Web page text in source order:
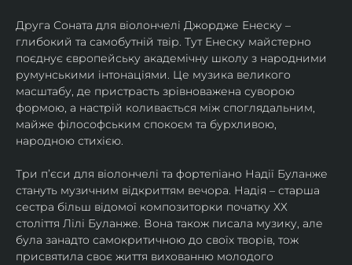
Друга Соната для віолончелі Джордже Енеску –
глибокий та самобутній твір. Тут Енеску майстерно
поєднує європейську академічну школу з народними
румунськими інтонаціями. Це музика великого
масштабу, де пристрасть зрівноважена суворою
формою, а настрій коливається між споглядальним,
майже філософським спокоєм та бурхливою,
народною стихією.
Три п’єси для віолончелі та фортепіано Надії Буланже
стануть музичним відкриттям вечора. Надія – старша
сестра більш відомої композиторки початку ХХ
століття Лілі Буланже. Вона також писала музику, але
була занадто самокритичною до своїх творів, тож
присвятила своє життя вихованню молодого